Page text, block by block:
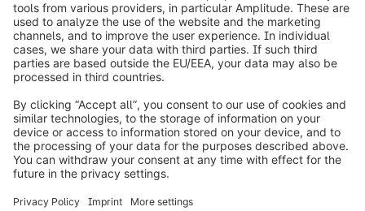
info@shopware.com
Over Shopware
Product
Oplossingen